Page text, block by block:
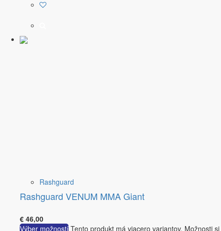
Rashguard
Rashguard VENUM MMA Giant
€ 46,00
Výber možností Tento produkt má viacero variantov. Možnosti si